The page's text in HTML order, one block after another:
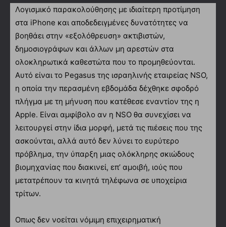
Λογισμικό παρακολούθησης με ιδιαίτερη προτίμηση
στα iPhone και αποδεδειγμένες δυνατότητες να
βοηθάει στην «εξολόθρευση» ακτιβιστών,
δημοσιογράφων και άλλων μη αρεστών στα
ολοκληρωτικά καθεστώτα που το προμηθεύονται.
Αυτό είναι το Pegasus της ισραηλινής εταιρείας NSO,
η οποία την περασμένη εβδομάδα δέχθηκε σφοδρό
πλήγμα με τη μήνυση που κατέθεσε εναντίον της η
Apple. Είναι αμφίβολο αν η NSO θα συνεχίσει να
λειτουργεί στην ίδια μορφή, μετά τις πιέσεις που της
ασκούνται, αλλά αυτό δεν λύνει το ευρύτερο
πρόβλημα, την ύπαρξη μιας ολόκληρης σκιώδους
βιομηχανίας που διακινεί, επ’ αμοιβή, ιούς που
μετατρέπουν τα κινητά τηλέφωνα σε υποχείρια
τρίτων.
Oπως δεν νοείται νόμιμη επιχειρηματική